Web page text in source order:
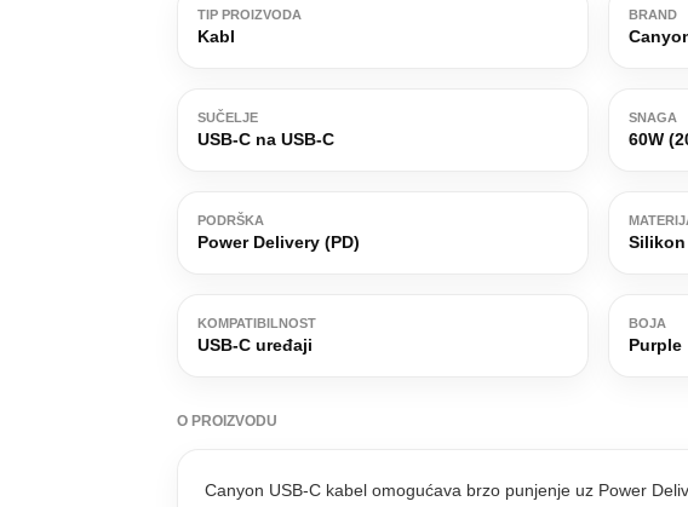
TIP PROIZVODA
Kabl
BRAND
SUČELJE
USB-C na USB-C
SNAGA
60W
PODRŠKA
Power Delivery (PD) Silikon
KOMPATIBILNOST
USB-C uređaji
BOJA
Purple
O PROIZVODU
Canyon USB-C kabel omogućava brzo punjenje uz Power